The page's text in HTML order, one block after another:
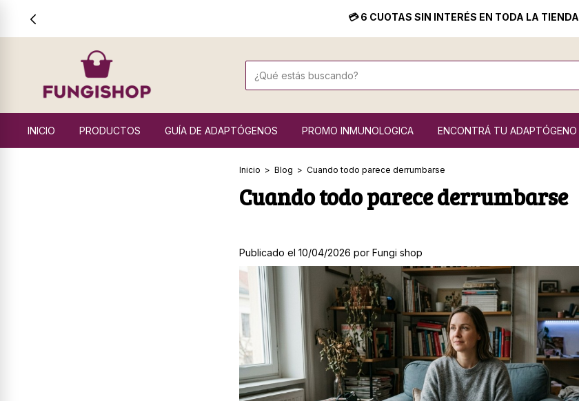
💳 6 CUOTAS SIN INTERÉS EN TODA LA TIENDA
INICIO PRODUCTOS GUÍA DE ADAPTÓGENOS PROMO INMUNOLOGICA ENCONTRÁ TU ADAPTÓGENO
Inicio > Blog > Cuando todo parece derrumbarse
Cuando todo parece derrumbarse
Publicado el 10/04/2026 por Fungi shop